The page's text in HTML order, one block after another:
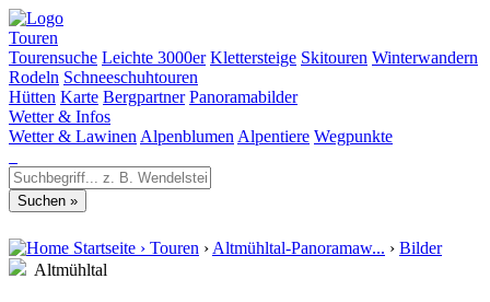
Touren
Tourensuche Leichte 3000er Klettersteige Skitouren Winterwandern
Rodeln Schneeschuhtouren
Hütten Karte Bergpartner Panoramabilder
Wetter & Infos
Wetter & Lawinen Alpenblumen Alpentiere Wegpunkte
Startseite › Touren › Altmühltal-Panoramaw... › Bilder
Altmühltal